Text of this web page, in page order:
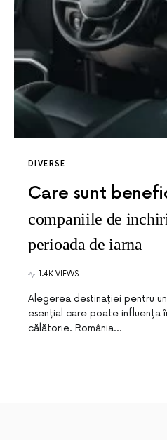
DIVERSE
Care sunt
companiile de
perioada de iarna
1.4K VIEWS
Alegerea destinației pentru
esențial care poate influența
călătorie. România…